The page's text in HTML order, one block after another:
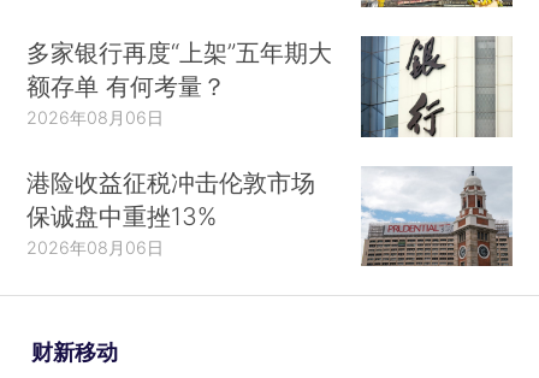
多家银行再度“上架”五年期大
额存单 有何考量？
2026年08月06日
港险收益征税冲击伦敦市场
保诚盘中重挫13%
2026年08月06日
财新移动